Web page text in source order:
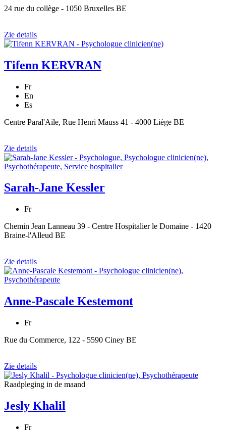
24 rue du collège - 1050 Bruxelles BE
Zie details
Tifenn KERVRAN
Fr
En
Es
Centre Paral'Aile, Rue Henri Mauss 41 - 4000 Liège BE
Zie details
Sarah-Jane Kessler
Fr
Chemin Jean Lanneau 39 - Centre Hospitalier le Domaine - 1420
Braine-l'Alleud BE
Zie details
Anne-Pascale Kestemont
Fr
Rue du Commerce, 122 - 5590 Ciney BE
Zie details
Raadpleging in de maand
Jesly Khalil
Fr